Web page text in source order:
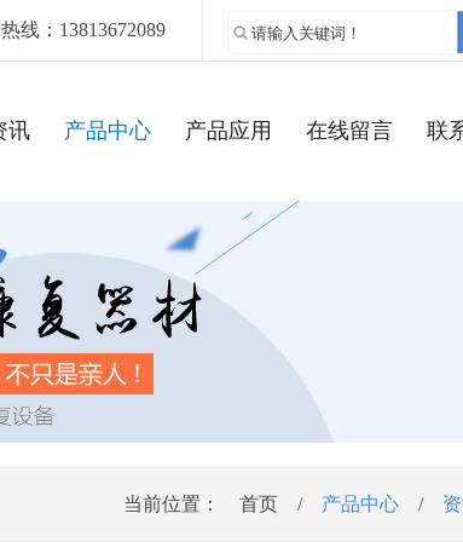
线：13813672089
联
在线留言
产品应用
产品中心
讯
当前位置： 首页 / 产品中心 /